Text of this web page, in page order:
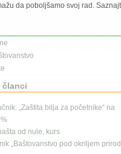
članci
„Zaštita bilja za početnike“ na
od nule, kurs
„Baštovanstvo pod okriljem
da poboljšamo svoj rad.